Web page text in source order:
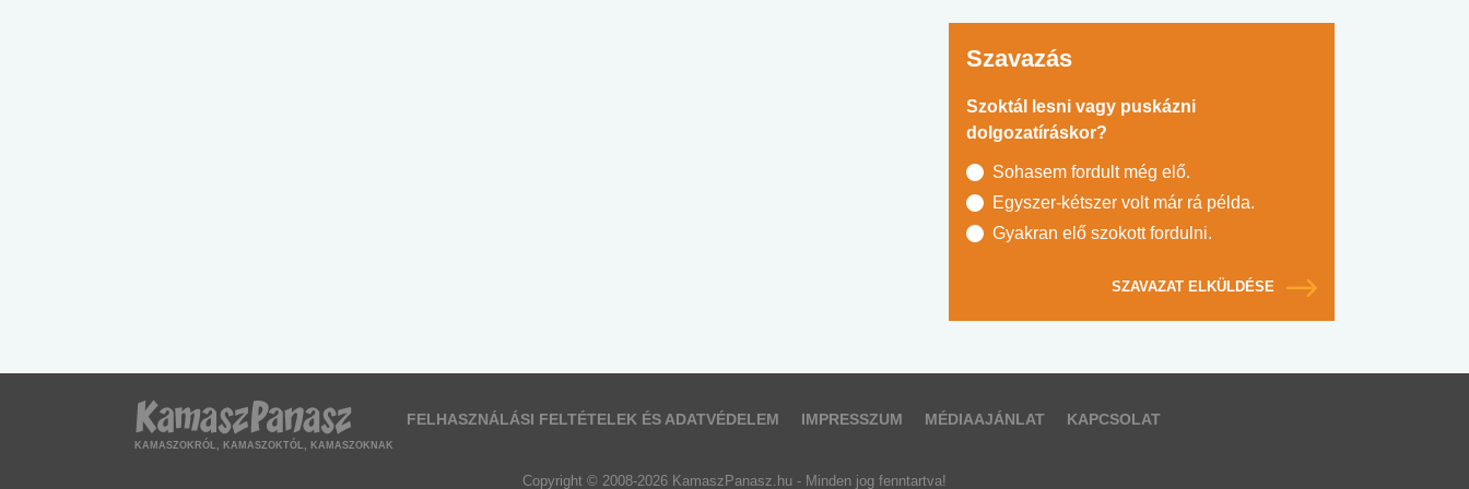
Szavazás
Szoktál lesni vagy puskázni
dolgozatíráskor?
Sohasem fordult még elő.
Egyszer-kétszer volt már rá példa.
Gyakran elő szokott fordulni.
SZAVAZAT ELKÜLDÉSE
KAMASZOKRÓL, KAMASZOKTÓL, KAMASZOKNAK
FELHASZNÁLÁSI FELTÉTELEK ÉS ADATVÉDELEM IMPRESSZUM MÉDIAAJÁNLAT KAPCSOLAT
Copyright © 2008-2026 KamaszPanasz.hu - Minden jog fenntartva!